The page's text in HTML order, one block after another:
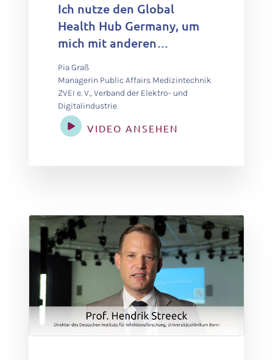
Ich nutze den Global
Health Hub Germany, um
mich mit anderen
Akteursgruppen
auszutauschen, über den
Tellerrand
hinauszuschauen und die
Diskussion zu fördern.
Pia Graß
Managerin Public Affairs Medizintechnik
ZVEI e. V., Verband der Elektro- und
Digitalindustrie
VIDEO ANSEHEN